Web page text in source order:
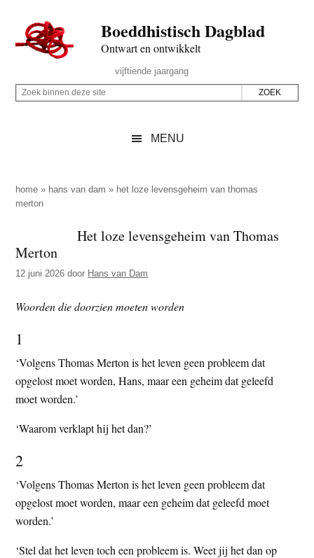
naar
de
inhoud
secondary
naar
de
sidebar
naar
de
Boeddhistisch Dagblad
Ontwart en ontwikkelt
Rechts
vijftiende jaargang
Z
p
d
z
e
i
t
e
Z
i
n
n
d
z
s
i
t
e
MENU
home » hans van dam » het loze levensgeheim van thomas
merton
Het loze levensgeheim van Thomas
Merton
12 juni 2026 door Hans van Dam
Woorden die doorzien moeten worden
1
‘Volgens Thomas Merton is het leven geen probleem dat
opgelost moet worden, Hans, maar een geheim dat geleefd
moet worden.’
‘Waarom verklapt hij het dan?’
2
‘Volgens Thomas Merton is het leven geen probleem dat
opgelost moet worden, maar een geheim dat geleefd moet
worden.’
‘Stel dat het leven toch een probleem is. Weet jij het dan op